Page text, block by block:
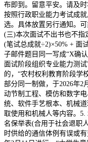
布即到。留意平安。请及
按照行政职业能力考试成
选。具体放置另行通知。
(三)本次面试不出书也不指
(笔试总成就÷2)×50% + 面
子邮件题目同一写成“X确
面试阶段组织专业能力测
的，“农村权利教育阶段学
部分同一制做，于2026年2
动节制工程、模仿和数字
统、软件手艺根本、机械
取使用和机械人等内容。
名保举表(合用于社会退职
时供给的通信体例有误或